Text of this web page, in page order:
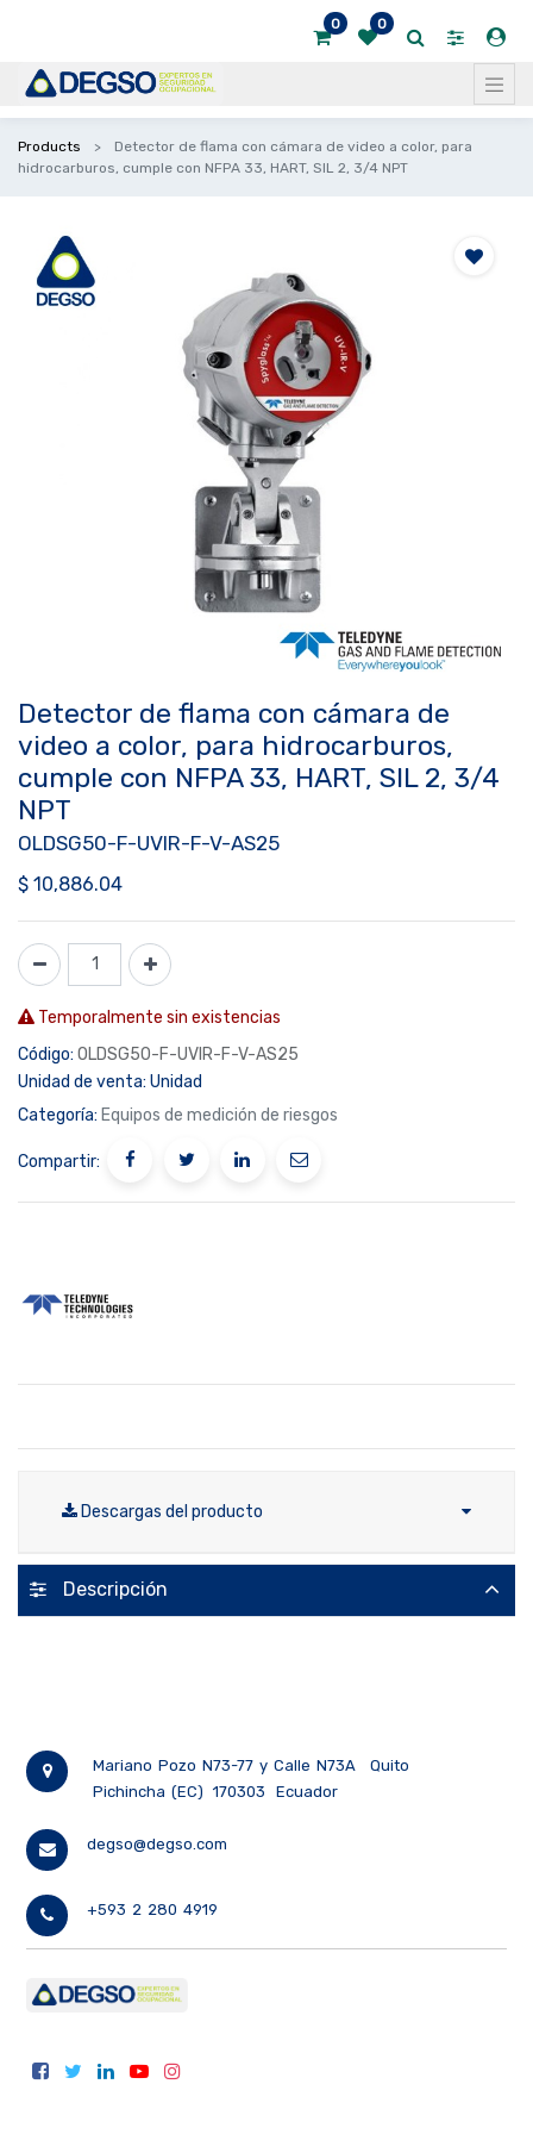
0 0
Products
Detector de flama con cámara de video a color, para
hidrocarburos, cumple con NFPA 33, HART, SIL 2, 3/4 NPT
Detector de flama con cámara de
video a color, para hidrocarburos,
cumple con NFPA 33, HART, SIL 2, 3/4
NPT
OLDSG50-F-UVIR-F-V-AS25
$ 10,886.04
Temporalmente sin existencias
Código: OLDSG50-F-UVIR-F-V-AS25
Unidad de venta: Unidad
Categoría: Equipos de medición de riesgos
Compartir:
Descargas del producto
Descripción
Mariano Pozo N73-77 y Calle N73A
Quito
Pichincha (EC)
170303 Ecuador
degso@degso.com
+593 2 280 4919